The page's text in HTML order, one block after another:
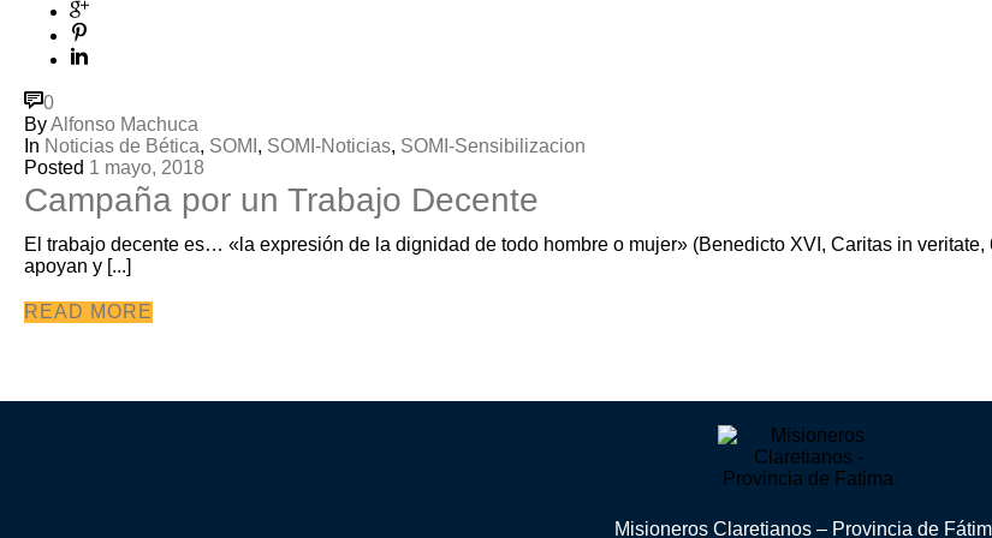
0
ByAlfonso Machuca
In Noticias de Bética, SOMI , SOMI-Noticias, SOMI-Sensibilizacion
Posted 1 mayo, 2018
Campaña por un Trabajo Decente
El trabajo decente es… «la expresión de la dignidad de todo hombre o mujer» (Benedicto XVI, Caritas in
apoyan y [...]
READ MORE
Misioneros Claretianos – Provincia de